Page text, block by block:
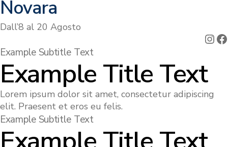
Novara
Dall’8 al 20 Agosto
Example Subtitle Text
Example Title Text
Lorem ipsum dolor sit amet, consectetur adipiscing
elit. Praesent et eros eu felis.
Example Subtitle Text